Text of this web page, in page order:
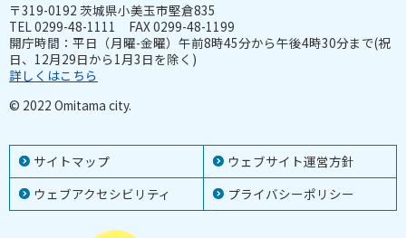
サイトマップ
ウェブサイト運営方針
ウェブアクセシビリティ
プライバシーポリシー
〒319-0192 茨城県小美玉市堅倉835
TEL 0299-48-1111 FAX 0299-48-1199
開庁時間：平日（月曜-金曜）午前8時45分から午後4時30分まで(祝
日、12月29日から1月3日を除く)
詳しくはこちら
© 2022 Omitama city.